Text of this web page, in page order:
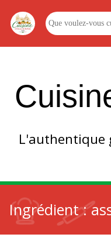
L'authentique
Ingrédient :